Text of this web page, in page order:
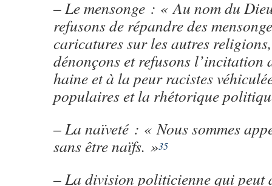
– Le mensonge : « Au nom du
refusons de répandre des
caricatures sur les autres
dénonçons et refusons l’incitation
haine et à la peur racistes
populaires et la rhétorique
– La naïveté : « Nous sommes
sans être naïfs. »35
– La division politicienne qui peut